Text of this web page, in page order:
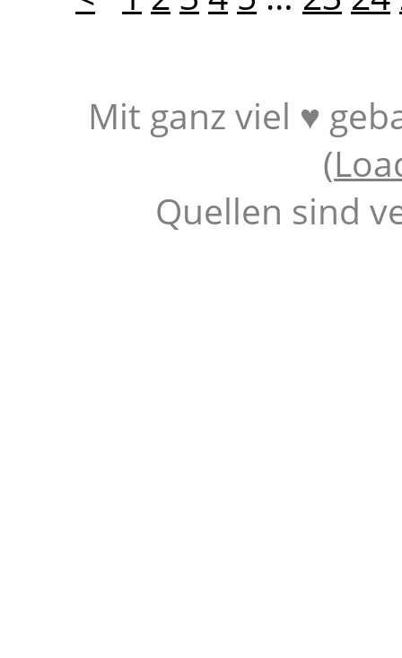
Mit ganz viel ♥
(
Quellen sind